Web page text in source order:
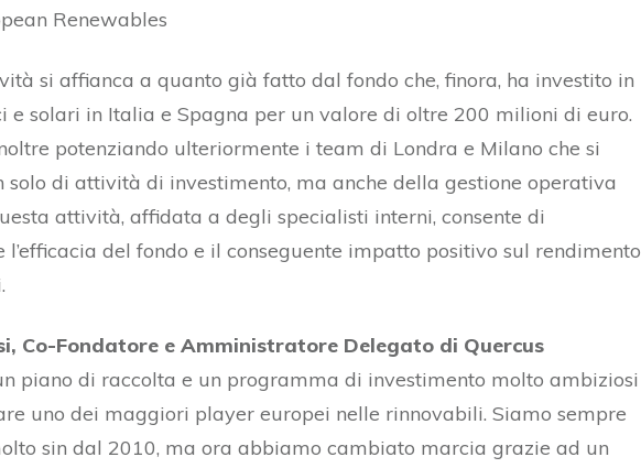
Renewables
si affianca a quanto già fatto dal fondo che, finora, ha investito in
e solari in Italia e Spagna per un valore di oltre 200 milioni di euro.
potenziando ulteriormente i team di Londra e Milano che si
solo di attività di investimento, ma anche della gestione operativa
attività, affidata a degli specialisti interni, consente di
l’efficacia del fondo e il conseguente impatto positivo sul rendimento
Co-Fondatore e Amministratore Delegato di Quercus
piano di raccolta e un programma di investimento molto ambiziosi
uno dei maggiori player europei nelle rinnovabili. Siamo sempre
sin dal 2010, ma ora abbiamo cambiato marcia grazie ad un